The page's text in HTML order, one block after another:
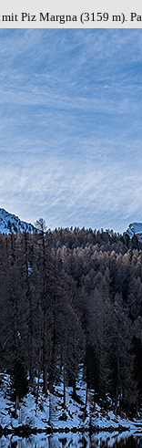
mit Piz Margna (3159 m).